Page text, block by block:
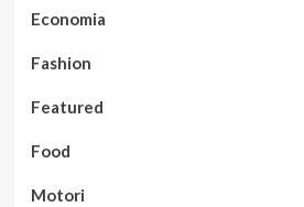
Economia
Fashion
Featured
Food
Motori